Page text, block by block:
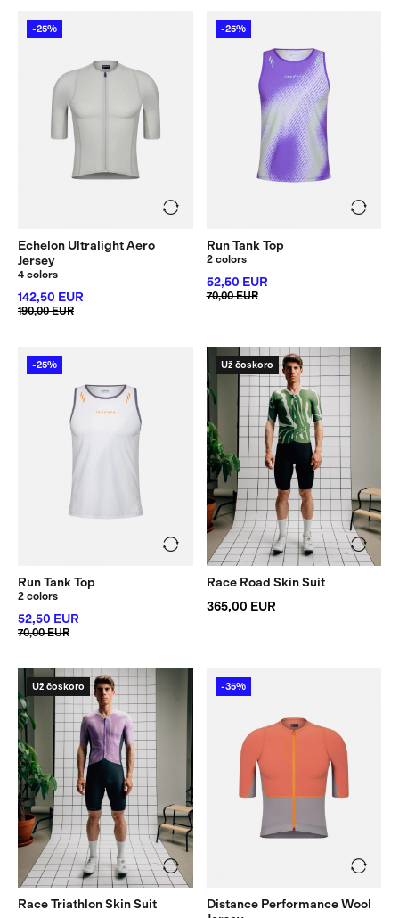
-25%
Echelon Ultralight Aero
Jersey
4 colors
142,50 EUR
190,00 EUR
-25%
Run Tank Top
2 colors
52,50 EUR
70,00 EUR
-25%
Run Tank Top
2 colors
52,50 EUR
70,00 EUR
Už čoskoro
Race Road Skin Suit
365,00 EUR
Už čoskoro
Race Triathlon Skin Suit
-35%
Distance Performance Wool